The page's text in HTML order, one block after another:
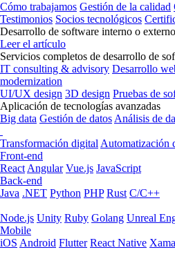
Cómo trabajamos Gestión de la calidad
Testimonios Socios tecnológicos
Desarrollo de software interno o
Leer el artículo
Servicios completos de desarrollo de
IT consulting & advisory Desarrollo
modernization
UI/UX design 3D design Pruebas de
Aplicación de tecnologías avanzadas
Big data Gestión de datos Análisis de
Transformación digital Automatización
Front-end
React Angular Vue.js JavaScript
Back-end
Java .NET Python PHP Rust C/C++
Node.js Unity Ruby Golang Unreal
Mobile
iOS Android Flutter React Native